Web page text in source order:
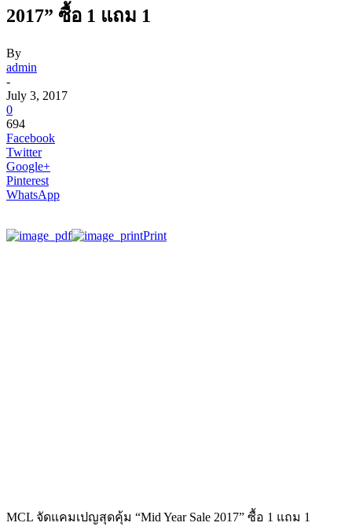
2017” ซื้อ 1 แถม 1
By
admin
-
July 3, 2017
0
694
Facebook
Twitter
Google+
Pinterest
WhatsApp
Print
MCL จัดแคมเปญสุดคุ้ม “Mid Year Sale 2017” ซื้อ 1 แถม 1